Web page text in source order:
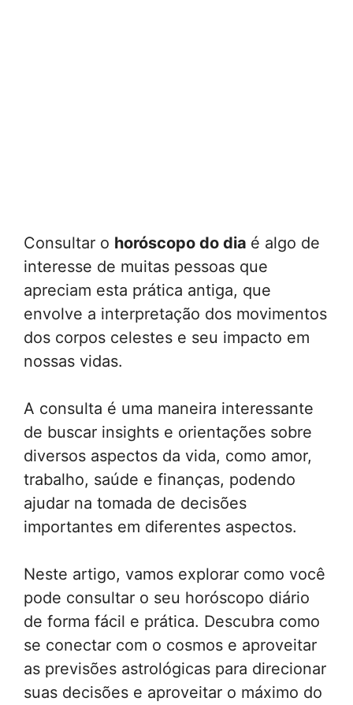
Consultar o horóscopo do dia é algo de
interesse de muitas pessoas que
apreciam esta prática antiga, que
envolve a interpretação dos movimentos
dos corpos celestes e seu impacto em
nossas vidas.
A consulta é uma maneira interessante
de buscar insights e orientações sobre
diversos aspectos da vida, como amor,
trabalho, saúde e finanças, podendo
ajudar na tomada de decisões
importantes em diferentes aspectos.
Neste artigo, vamos explorar como você
pode consultar o seu horóscopo diário
de forma fácil e prática. Descubra como
se conectar com o cosmos e aproveitar
as previsões astrológicas para direcionar
suas decisões e aproveitar o máximo do